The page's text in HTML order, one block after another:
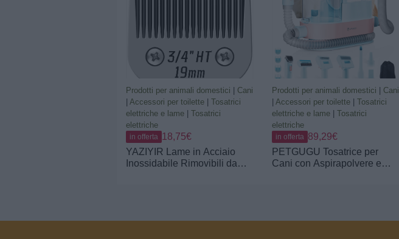
Prodotti per animali domestici | Cani
| Accessori per toilette | Tosatrici
elettriche e lame | Tosatrici
elettriche
in offerta 18,75€
YAZIYIR Lame in Acciaio
Inossidabile Rimovibili da
Lunghezza di Taglio 3/4"
Prodotti per animali domestici | Cani
| Accessori per toilette | Tosatrici
elettriche e lame | Tosatrici
elettriche
in offerta 89,29€
PETGUGU Tosatrice per
Cani con Aspirapolvere e
Contenitore 2,5 L, Silenzioso